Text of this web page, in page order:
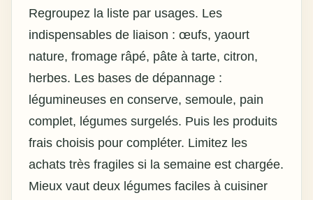
Regroupez la liste par usages. Les
indispensables de liaison : œufs, yaourt
nature, fromage râpé, pâte à tarte, citron,
herbes. Les bases de dépannage :
légumineuses en conserve, semoule, pain
complet, légumes surgelés. Puis les produits
frais choisis pour compléter. Limitez les
achats très fragiles si la semaine est chargée.
Mieux vaut deux légumes faciles à cuisiner